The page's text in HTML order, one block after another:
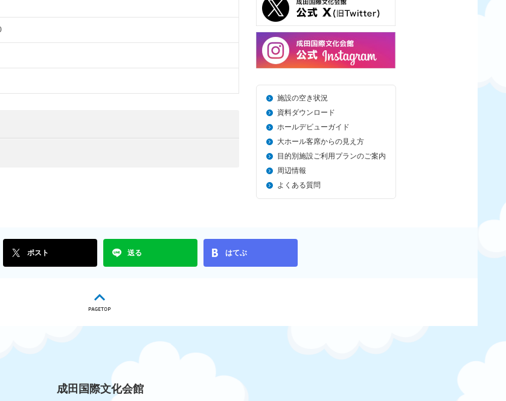
施設の空き状況
資料ダウンロード
ホールデビューガイド
大ホール客席からの見え方
目的別施設ご利用プランのご案内
周辺情報
よくある質問
ポスト 送る はてぶ
成田国際文化会館